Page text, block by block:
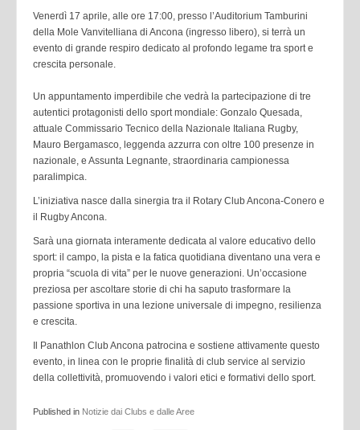
Venerdì 17 aprile, alle ore 17:00, presso l’Auditorium Tamburini
della Mole Vanvitelliana di Ancona (ingresso libero), si terrà un
evento di grande respiro dedicato al profondo legame tra sport e
crescita personale.
Un appuntamento imperdibile che vedrà la partecipazione di tre
autentici protagonisti dello sport mondiale: Gonzalo Quesada,
attuale Commissario Tecnico della Nazionale Italiana Rugby,
Mauro Bergamasco, leggenda azzurra con oltre 100 presenze in
nazionale, e Assunta Legnante, straordinaria campionessa
paralimpica.
L’iniziativa nasce dalla sinergia tra il Rotary Club Ancona-Conero e
il Rugby Ancona.
Sarà una giornata interamente dedicata al valore educativo dello
sport: il campo, la pista e la fatica quotidiana diventano una vera e
propria “scuola di vita” per le nuove generazioni. Un’occasione
preziosa per ascoltare storie di chi ha saputo trasformare la
passione sportiva in una lezione universale di impegno, resilienza
e crescita.
Il Panathlon Club Ancona patrocina e sostiene attivamente questo
evento, in linea con le proprie finalità di club service al servizio
della collettività, promuovendo i valori etici e formativi dello sport.
Published in Notizie dai Clubs e dalle Aree